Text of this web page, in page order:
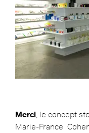
Merci, le concept
Marie-France